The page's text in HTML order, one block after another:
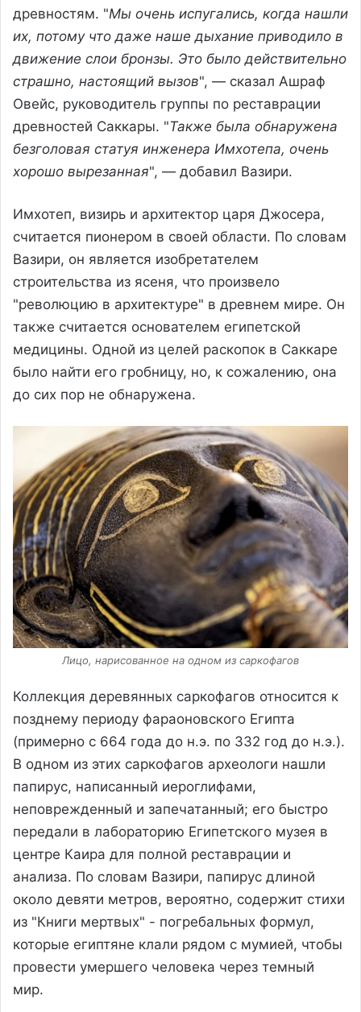
древностям. "Мы очень испугались, когда нашли
их, потому что даже наше дыхание приводило в
движение слои бронзы. Это было действительно
страшно, настоящий вызов", — сказал Ашраф
Овейс, руководитель группы по реставрации
древностей Саккары. "Также была обнаружена
безголовая статуя инженера Имхотепа, очень
хорошо вырезанная", — добавил Вазири.
Имхотеп, визирь и архитектор царя Джосера,
считается пионером в своей области. По словам
Вазири, он является изобретателем
строительства из ясеня, что произвело
"революцию в архитектуре" в древнем мире. Он
также считается основателем египетской
медицины. Одной из целей раскопок в Саккаре
было найти его гробницу, но, к сожалению, она
до сих пор не обнаружена.
Лицо, нарисованное на одном из саркофагов
Коллекция деревянных саркофагов относится к
позднему периоду фараоновского Египта
(примерно с 664 года до н.э. по 332 год до н.э.).
В одном из этих саркофагов археологи нашли
папирус, написанный иероглифами,
неповрежденный и запечатанный; его быстро
передали в лабораторию Египетского музея в
центре Каира для полной реставрации и
анализа. По словам Вазири, папирус длиной
около девяти метров, вероятно, содержит стихи
из "Книги мертвых" - погребальных формул,
которые египтяне клали рядом с мумией, чтобы
провести умершего человека через темный
мир.